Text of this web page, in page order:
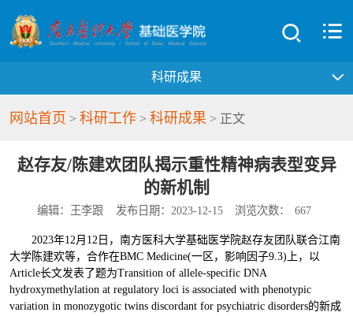
科研成果
网站首页 > 科研工作> 科研成果 > 正文
赵存友/陈建欢团队揭示重性精神病表型变异
的新机制
编辑：王李跟 发布日期：2023-12-15 浏览次数： 667
2023年12月12日，南方医科大学基础医学院赵存友团队联合江南
大学陈建欢等，合作在BMC Medicine(一区，影响因子9.3)上，以
Article长文发表了题为Transition of allele-specific DNA
hydroxymethylation at regulatory loci is associated with phenotypic
variation in monozygotic twins discordant for psychiatric disorders的新成